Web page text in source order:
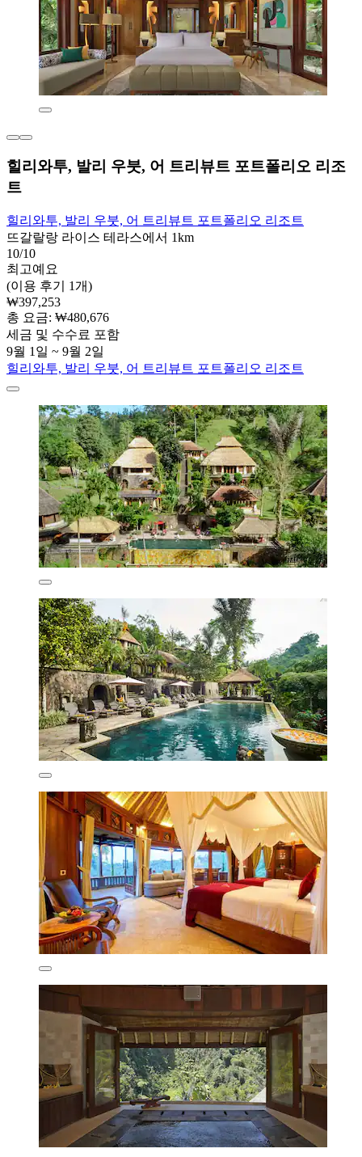
힐리와투, 발리 우붓, 어 트리뷰트 포트폴리오 리조
트
힐리와투, 발리 우붓, 어 트리뷰트 포트폴리오 리조트
뜨갈랄랑 라이스 테라스에서 1km
10/10
최고예요
(이용 후기 1개)
₩397,253
총 요금: ₩480,676
세금 및 수수료 포함
9월 1일 ~ 9월 2일
힐리와투, 발리 우붓, 어 트리뷰트 포트폴리오 리조트